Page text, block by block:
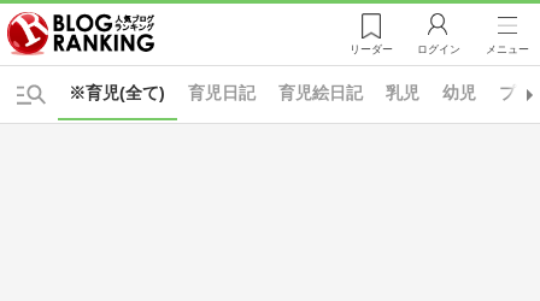
リーダー ログイン メニュー
※育児(全て) 育児日記 育児絵日記 乳児 幼児 プレ